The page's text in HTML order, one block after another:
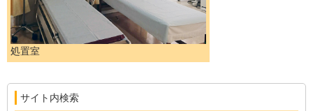
処置室
サイト内検索